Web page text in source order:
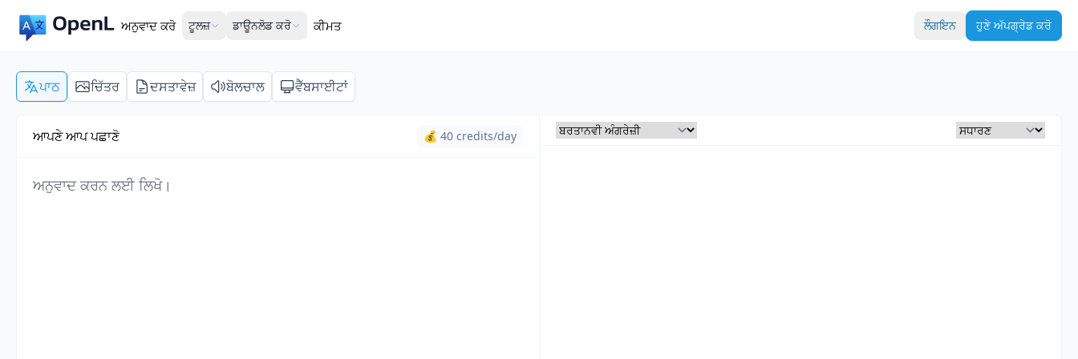
ਅਨੁਵਾਦ ਕਰੋ ਟੂਲਜ਼ ਡਾਊਨਲੋਡ ਕਰੋ ਕੀਮਤ ਲੌਗਇਨ ਹੁਣੇ ਅੱਪਗ੍ਰੇਡ ਕਰੋ
ਪਾਠ ਚਿੱਤਰ ਦਸਤਾਵੇਜ਼ ਬੋਲਚਾਲ ਵੈੱਬਸਾਈਟਾਂ
ਆਪਣੇ ਆਪ ਪਛਾਣੋ 💰 40 credits/day